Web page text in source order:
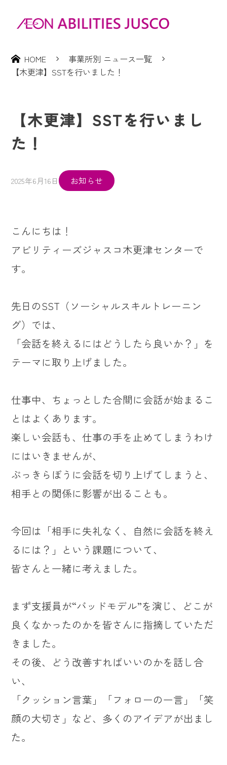
HOME
事業所別 ニュース一覧
【木更津】SSTを行いました！
【木更津】SSTを行いまし
た！
2025年6月16日 お知らせ
こんにちは！
アビリティーズジャスコ木更津センターで
す。
先日のSST（ソーシャルスキルトレーニン
グ）では、
「会話を終えるにはどうしたら良いか？」を
テーマに取り上げました。
仕事中、ちょっとした合間に会話が始まるこ
とはよくあります。
楽しい会話も、仕事の手を止めてしまうわけ
にはいきませんが、
ぶっきらぼうに会話を切り上げてしまうと、
相手との関係に影響が出ることも。
今回は「相手に失礼なく、自然に会話を終え
るには？」という課題について、
皆さんと一緒に考えました。
まず支援員が“バッドモデル”を演じ、どこが
良くなかったのかを皆さんに指摘していただ
きました。
その後、どう改善すればいいのかを話し合
い、
「クッション言葉」「フォローの一言」「笑
顔の大切さ」など、多くのアイデアが出まし
た。